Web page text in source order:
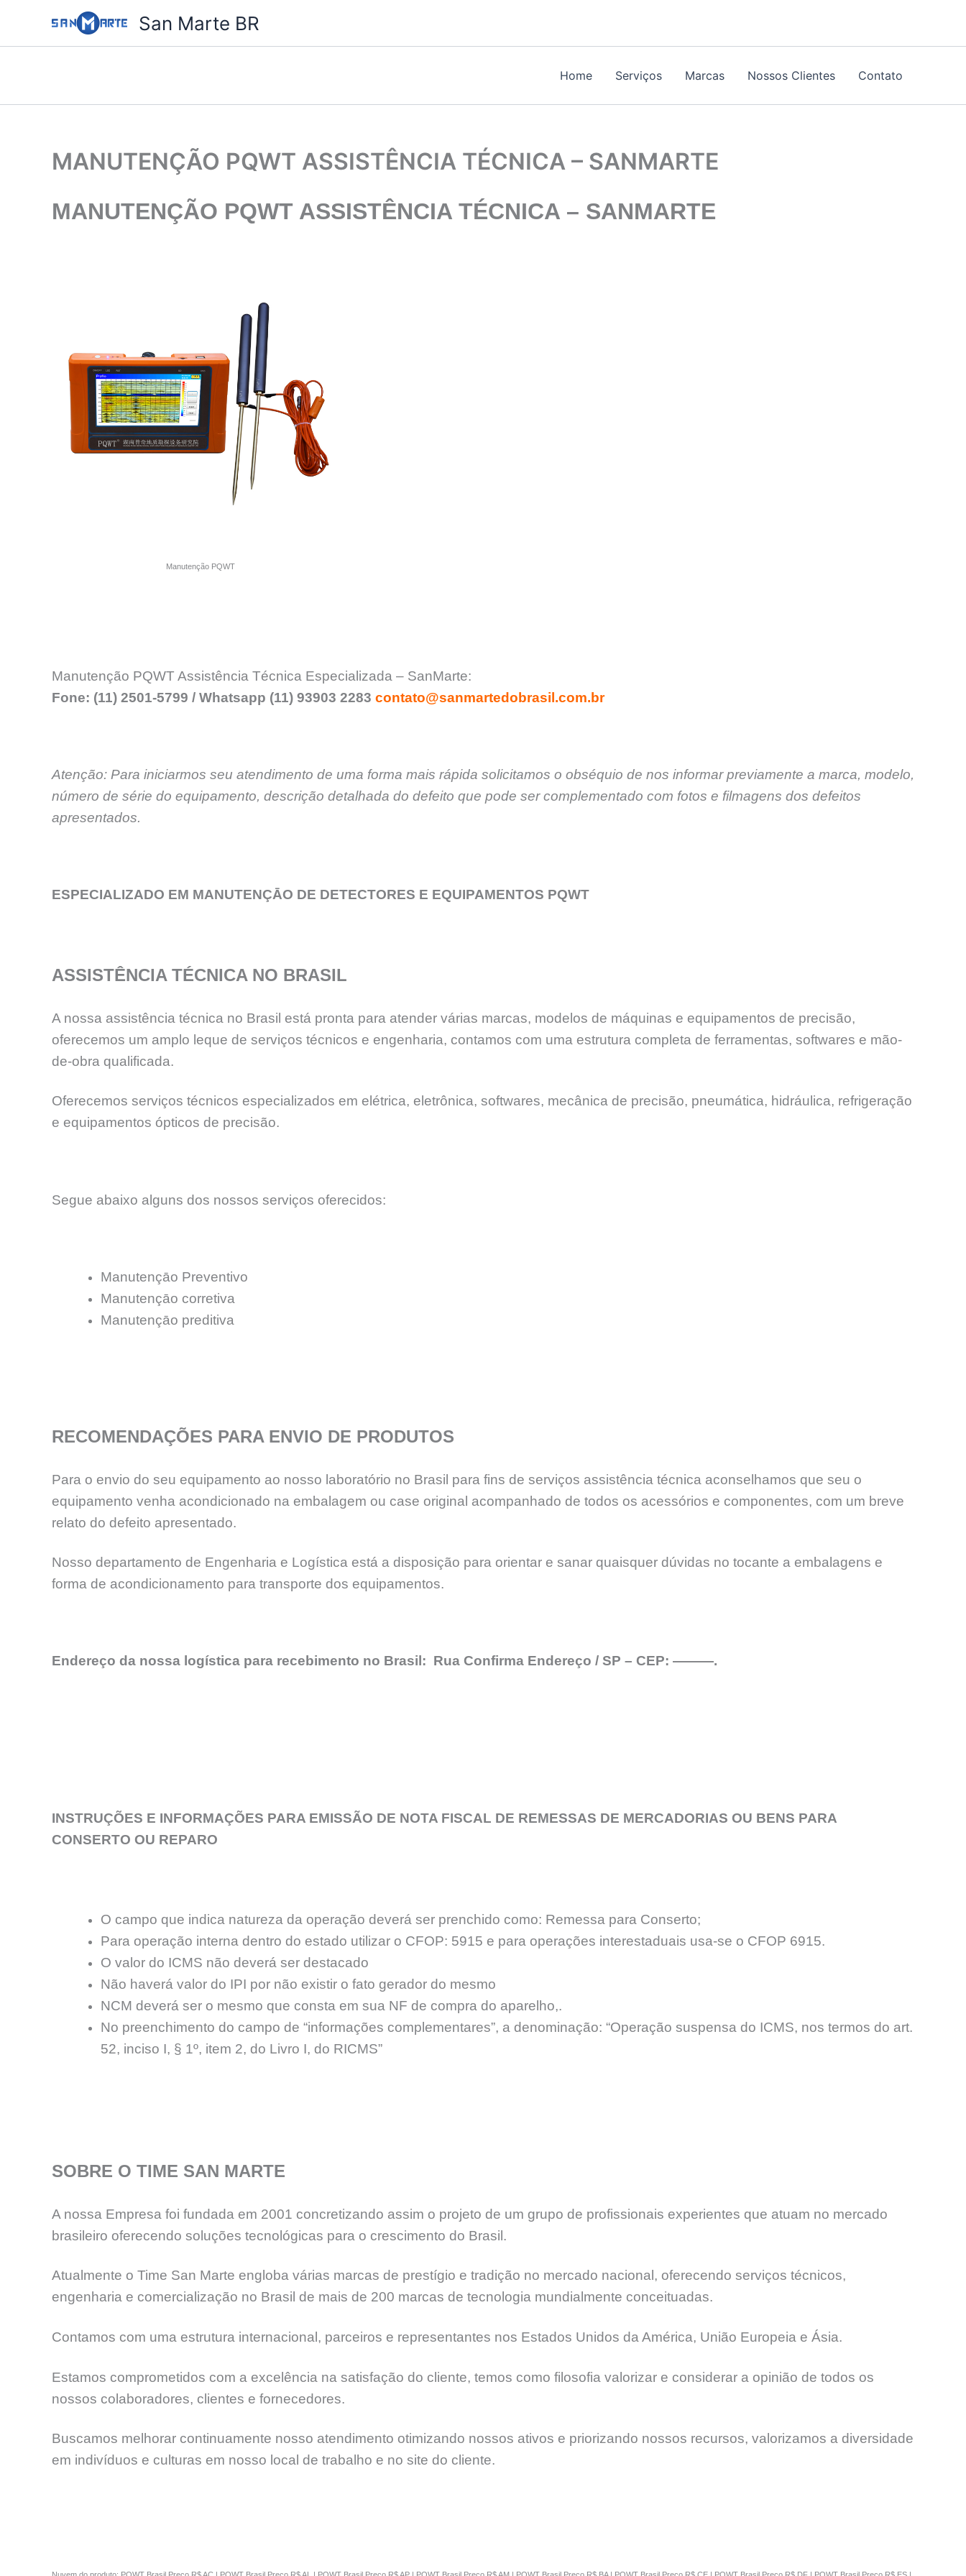
o
San Marte BR
Home Serviços Marcas Nossos Clientes Contato
MANUTENÇÃO PQWT ASSISTÊNCIA TÉCNICA – SANMARTE
MANUTENÇÃO PQWT ASSISTÊNCIA TÉCNICA – SANMARTE
Manutenção PQWT
Manutenção PQWT Assistência Técnica Especializada – SanMarte:
Fone: (11) 2501-5799 / Whatsapp (11) 93903 2283 contato@sanmartedobrasil.com.br
Atenção: Para iniciarmos seu atendimento de uma forma mais rápida solicitamos o obséquio de nos informar previamente a marca, modelo,
número de série do equipamento, descrição detalhada do defeito que pode ser complementado com fotos e filmagens dos defeitos
apresentados.
ESPECIALIZADO EM MANUTENÇĀO DE DETECTORES E EQUIPAMENTOS PQWT
ASSISTÊNCIA TÉCNICA NO BRASIL
A nossa assistência técnica no Brasil está pronta para atender várias marcas, modelos de máquinas e equipamentos de precisão,
oferecemos um amplo leque de serviços técnicos e engenharia, contamos com uma estrutura completa de ferramentas, softwares e mão-
de-obra qualificada.
Oferecemos serviços técnicos especializados em elétrica, eletrônica, softwares, mecânica de precisão, pneumática, hidráulica, refrigeração
e equipamentos ópticos de precisão.
Segue abaixo alguns dos nossos serviços oferecidos:
Manutençāo Preventivo
Manutençāo corretiva
Manutençāo preditiva
RECOMENDAÇÕES PARA ENVIO DE PRODUTOS
Para o envio do seu equipamento ao nosso laboratório no Brasil para fins de serviços assistência técnica aconselhamos que seu o
equipamento venha acondicionado na embalagem ou case original acompanhado de todos os acessórios e componentes, com um breve
relato do defeito apresentado.
Nosso departamento de Engenharia e Logística está a disposição para orientar e sanar quaisquer dúvidas no tocante a embalagens e
forma de acondicionamento para transporte dos equipamentos.
Endereço da nossa logística para recebimento no Brasil: Rua Confirma Endereço / SP – CEP: ———.
INSTRUÇÕES E INFORMAÇÕES PARA EMISSÃO DE NOTA FISCAL DE REMESSAS DE MERCADORIAS OU BENS PARA
CONSERTO OU REPARO
O campo que indica natureza da operação deverá ser prenchido como: Remessa para Conserto;
Para operação interna dentro do estado utilizar o CFOP: 5915 e para operações interestaduais usa-se o CFOP 6915.
O valor do ICMS não deverá ser destacado
Não haverá valor do IPI por não existir o fato gerador do mesmo
NCM deverá ser o mesmo que consta em sua NF de compra do aparelho,.
No preenchimento do campo de “informações complementares”, a denominação: “Operação suspensa do ICMS, nos termos do art.
52, inciso I, § 1º, item 2, do Livro I, do RICMS”
SOBRE O TIME SAN MARTE
A nossa Empresa foi fundada em 2001 concretizando assim o projeto de um grupo de profissionais experientes que atuam no mercado
brasileiro oferecendo soluções tecnológicas para o crescimento do Brasil.
Atualmente o Time San Marte engloba várias marcas de prestígio e tradição no mercado nacional, oferecendo serviços técnicos,
engenharia e comercialização no Brasil de mais de 200 marcas de tecnologia mundialmente conceituadas.
Contamos com uma estrutura internacional, parceiros e representantes nos Estados Unidos da América, União Europeia e Ásia.
Estamos comprometidos com a excelência na satisfação do cliente, temos como filosofia valorizar e considerar a opinião de todos os
nossos colaboradores, clientes e fornecedores.
Buscamos melhorar continuamente nosso atendimento otimizando nossos ativos e priorizando nossos recursos, valorizamos a diversidade
em indivíduos e culturas em nosso local de trabalho e no site do cliente.